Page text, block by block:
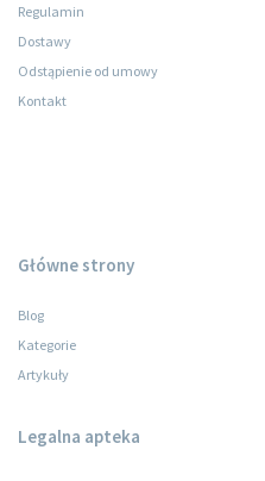
Regulamin
Dostawy
Odstąpienie od umowy
Kontakt
Główne strony
Blog
Kategorie
Artykuły
Legalna apteka